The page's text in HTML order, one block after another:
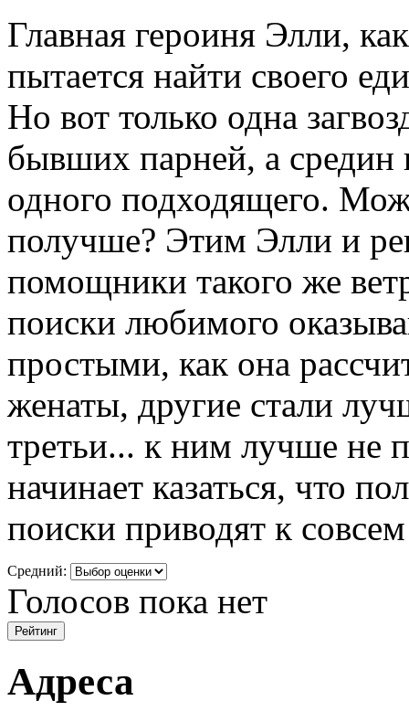
Главная героиня Элли,
пытается найти своего
Но вот только одна
бывших парней, а
одного подходящего.
получше? Этим Элли и
помощники такого же
поиски любимого
простыми, как она
женаты, другие стали
третьи... к ним лучше не
начинает казаться, что
поиски приводят к
Средний:
Голосов пока нет
Адреса